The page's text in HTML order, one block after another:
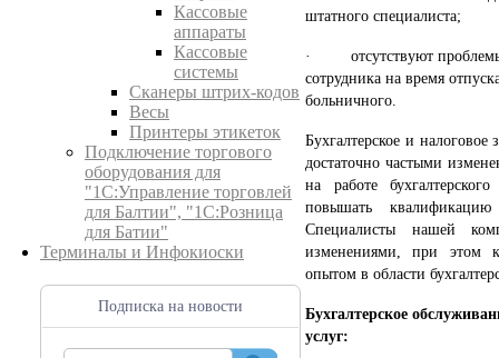
Кассовые
аппараты
Кассовые
системы
Сканеры штрих-кодов
Весы
Принтеры этикеток
Подключение торгового
оборудования для
"1С:Управление торговлей
для Балтии", "1С:Розница
для Батии"
Терминалы и Инфокиоски
Подписка на новости
штатного специалиста;
· отсутствуют проблемы
сотрудника на время
больничного.
Бухгалтерское и налоговое
достаточно частыми
на работе
повышать
Специалисты нашей
изменениями, при этом
опытом в области
Бухгалтерское
услуг: